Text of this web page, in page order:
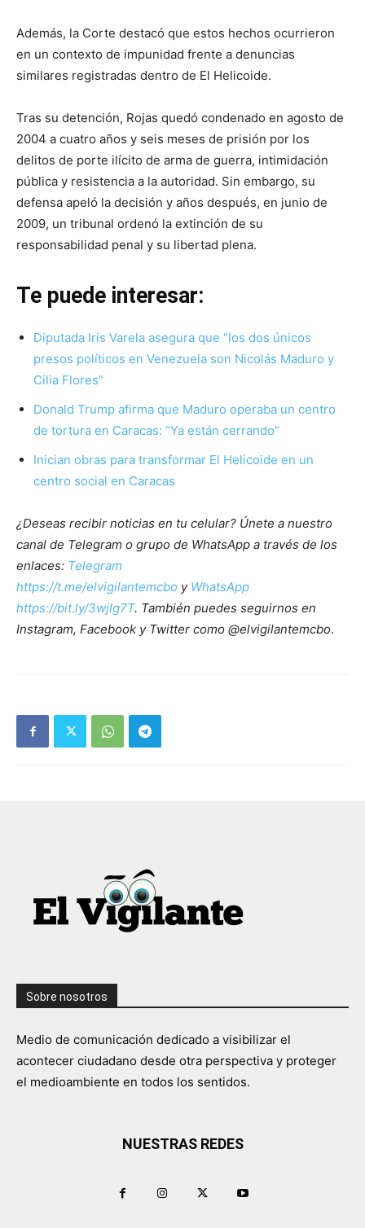
Además, la Corte destacó que estos hechos ocurrieron
en un contexto de impunidad frente a denuncias
similares registradas dentro de El Helicoide.
Tras su detención, Rojas quedó condenado en agosto de
2004 a cuatro años y seis meses de prisión por los
delitos de porte ilícito de arma de guerra, intimidación
pública y resistencia a la autoridad. Sin embargo, su
defensa apeló la decisión y años después, en junio de
2009, un tribunal ordenó la extinción de su
responsabilidad penal y su libertad plena.
Te puede interesar:
Diputada Iris Varela asegura que “los dos únicos
presos políticos en Venezuela son Nicolás Maduro y
Cilia Flores”
Donald Trump afirma que Maduro operaba un centro
de tortura en Caracas: “Ya están cerrando”
Inician obras para transformar El Helicoide en un
centro social en Caracas
¿Deseas recibir noticias en tu celular? Únete a nuestro
canal de Telegram o grupo de WhatsApp a través de los
enlaces: Telegram
https://t.me/elvigilantemcbo y WhatsApp
https://bit.ly/3wjIg7T. También puedes seguirnos en
Instagram, Facebook y Twitter como @elvigilantemcbo.
Sobre nosotros
Medio de comunicación dedicado a visibilizar el
acontecer ciudadano desde otra perspectiva y proteger
el medioambiente en todos los sentidos.
NUESTRAS REDES